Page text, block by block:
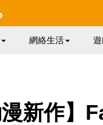
網絡生活
漫新作